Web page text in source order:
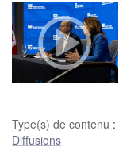
Type(s) de contenu :
Diffusions